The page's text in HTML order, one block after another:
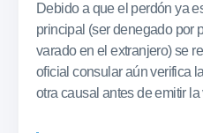
Debido a que el perdón ya
principal (ser denegado por
varado en el extranjero) se
oficial consular aún verifica
otra causal antes de emitir